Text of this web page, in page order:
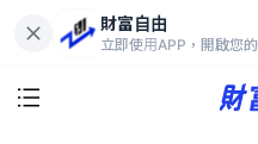
財富自由
立即使用APP，開啟您
104.00